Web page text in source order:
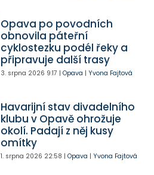
Opava po povodních
obnovila páteřní
cyklostezku podél řeky a
připravuje další trasy
3. srpna 2026 9:17 | Opava | Yvona Fajtová
Havarijní stav divadelního
klubu v Opavě ohrožuje
okolí. Padají z něj kusy
omítky
1. srpna 2026 22:58 | Opava | Yvona Fajtová